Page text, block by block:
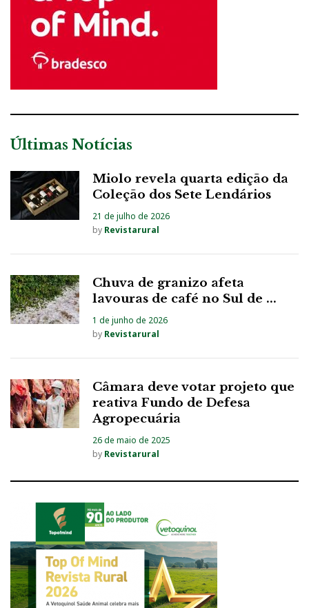
Últimas Notícias
Miolo revela quarta edição da
Coleção dos Sete Lendários
21 de julho de 2026
by Revistarural
Chuva de granizo afeta
lavouras de café no Sul de ...
1 de junho de 2026
by Revistarural
Câmara deve votar projeto que
reativa Fundo de Defesa
Agropecuária
26 de maio de 2025
by Revistarural